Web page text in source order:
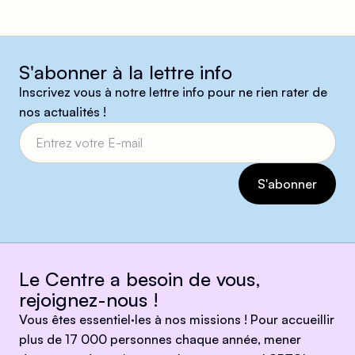
S'abonner à la lettre info
Inscrivez vous à notre lettre info pour ne rien rater de
nos actualités !
Le Centre a besoin de vous,
rejoignez-nous !
Vous êtes essentiel·les à nos missions ! Pour accueillir
plus de 17 000 personnes chaque année, mener